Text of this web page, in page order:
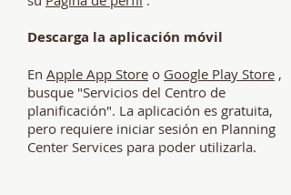
Descarga la aplicación móvil
En Apple App Store o Google Play Store ,
busque "Servicios del Centro de
planificación". La aplicación es gratuita,
pero requiere iniciar sesión en Planning
Center Services para poder utilizarla.